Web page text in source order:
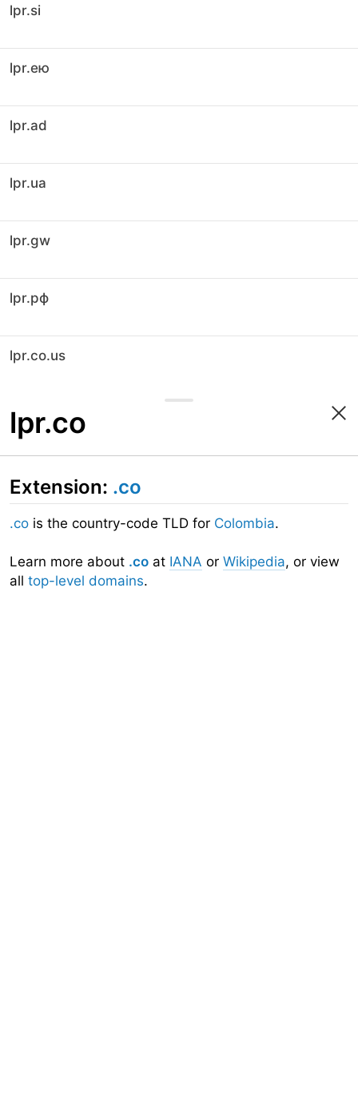
lpr.si
lpr.ею
lpr.ad
lpr.ua
lpr.gw
lpr.рф
lpr.co.us
lpr.co
Extension: .co
.co is the country-code TLD for Colombia.
Learn more about .co at IANA or Wikipedia, or view
all top-level domains.